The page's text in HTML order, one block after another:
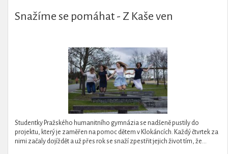
Snažíme se pomáhat - Z Kaše ven
Studentky Pražského humanitního gymnázia se nadšeně pustily do
projektu, který je zaměřen na pomoc dětem v Klokáncích. Každý čtvrtek za
nimi začaly dojíždět a už přes rok se snaží zpestřit jejich život tím, že...